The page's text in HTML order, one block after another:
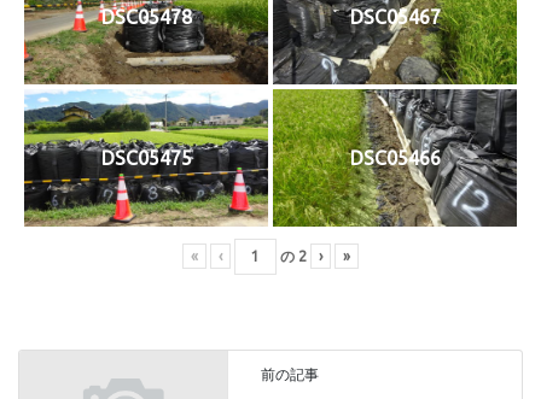
DSC05478 DSC05467
DSC05475 DSC05466
« ‹ の 2 › »
前の記事